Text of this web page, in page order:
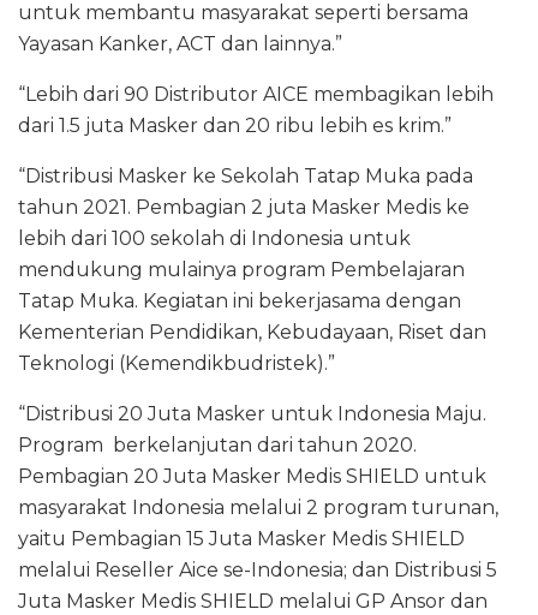
untuk membantu masyarakat seperti bersama
Yayasan Kanker, ACT dan lainnya.”
“Lebih dari 90 Distributor AICE membagikan lebih
dari 1.5 juta Masker dan 20 ribu lebih es krim.”
“Distribusi Masker ke Sekolah Tatap Muka pada
tahun 2021. Pembagian 2 juta Masker Medis ke
lebih dari 100 sekolah di Indonesia untuk
mendukung mulainya program Pembelajaran
Tatap Muka. Kegiatan ini bekerjasama dengan
Kementerian Pendidikan, Kebudayaan, Riset dan
Teknologi (Kemendikbudristek).”
“Distribusi 20 Juta Masker untuk Indonesia Maju.
Program berkelanjutan dari tahun 2020.
Pembagian 20 Juta Masker Medis SHIELD untuk
masyarakat Indonesia melalui 2 program turunan,
yaitu Pembagian 15 Juta Masker Medis SHIELD
melalui Reseller Aice se-Indonesia; dan Distribusi 5
Juta Masker Medis SHIELD melalui GP Ansor dan